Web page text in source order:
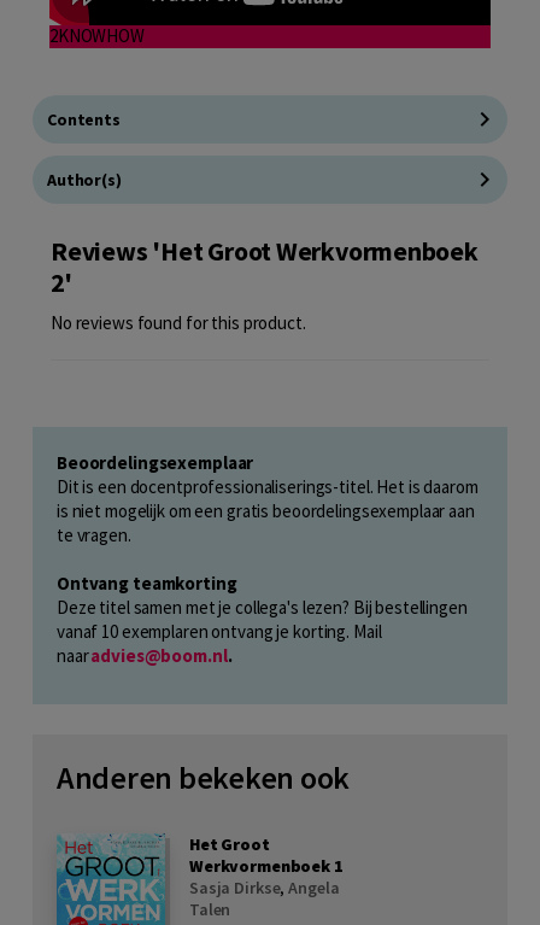
2KNOWHOW
Contents
Author(s)
Reviews 'Het Groot Werkvormenboek
2'
No reviews found for this product.
Beoordelingsexemplaar
Dit is een docentprofessionaliserings-titel. Het is daarom
is niet mogelijk om een gratis beoordelingsexemplaar aan
te vragen.
Ontvang teamkorting
Deze titel samen met je collega's lezen? Bij bestellingen
vanaf 10 exemplaren ontvang je korting. Mail
naaradvies@boom.nl.
Anderen bekeken ook
Het Groot
Werkvormenboek 1
Sasja Dirkse,Angela
Talen